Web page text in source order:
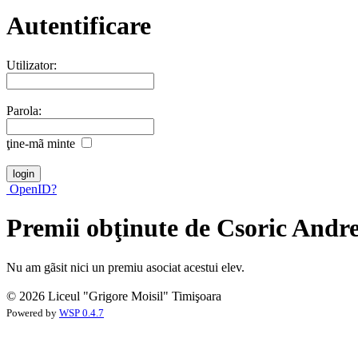
Autentificare
Utilizator:
Parola:
ţine-mã minte
OpenID?
Premii obţinute de Csoric
Nu am gãsit nici un premiu asociat acestui elev.
© 2026 Liceul "Grigore Moisil" Timişoara
Powered by WSP 0.4.7